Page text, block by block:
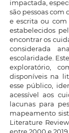
impactada,
são pessoas
e escrita ou com
estabelecidos
encontrar os
considerada
escolaridade.
exploratório,
disponíveis na
esse público,
acessível aos
lacunas para
mapeamento
Literature